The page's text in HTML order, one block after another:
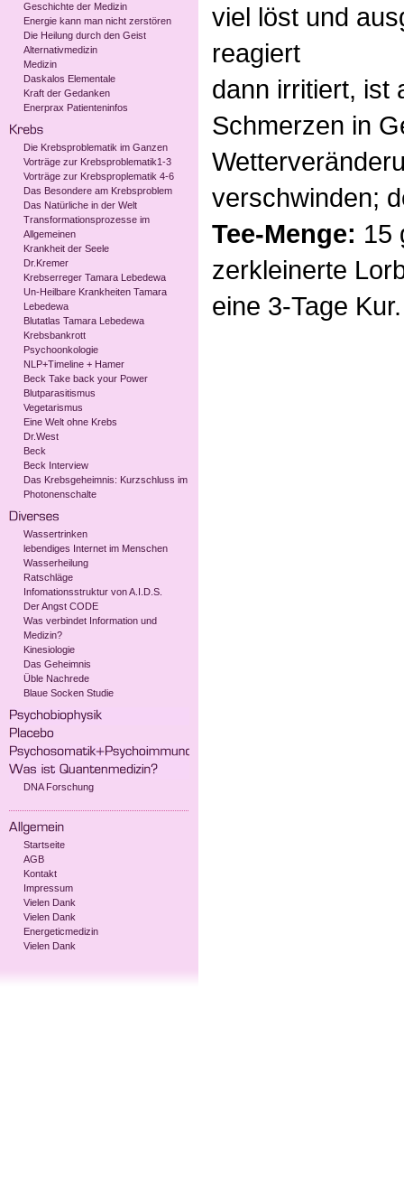
Geschichte der Medizin
Energie kann man nicht zerstören
Die Heilung durch den Geist
Alternativmedizin
Medizin
Daskalos Elementale
Kraft der Gedanken
Enerprax Patienteninfos
Die Krebsproblematik im Ganzen
Vorträge zur Krebsproblematik1-3
Vorträge zur Krebsproplematik 4-6
Das Besondere am Krebsproblem
Das Natürliche in der Welt
Transformationsprozesse im
Allgemeinen
Krankheit der Seele
Dr.Kremer
Krebserreger Tamara Lebedewa
Un-Heilbare Krankheiten Tamara
Lebedewa
Blutatlas Tamara Lebedewa
Krebsbankrott
Psychoonkologie
NLP+Timeline + Hamer
Beck Take back your Power
Blutparasitismus
Vegetarismus
Eine Welt ohne Krebs
Dr.West
Beck
Beck Interview
Das Krebsgeheimnis: Kurzschluss im
Photonenschalte
Wassertrinken
lebendiges Internet im Menschen
Wasserheilung
Ratschläge
Infomationsstruktur von A.I.D.S.
Der Angst CODE
Was verbindet Information und
Medizin?
Kinesiologie
Das Geheimnis
Üble Nachrede
Blaue Socken Studie
DNA Forschung
Startseite
AGB
Kontakt
Impressum
Vielen Dank
Vielen Dank
Energeticmedizin
Vielen Dank
viel löst und
reagiert
dann irritiert, ist
Schmerzen in
verschwinden;
Tee-Menge: 15
zerkleinerte
eine 3-Tage Kur.